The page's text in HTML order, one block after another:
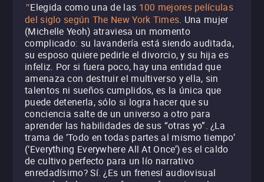
"Elegida como una de las 100 mejores películas
del siglo según The New York Times. Una mujer
(Michelle Yeoh) atraviesa un momento
complicado: su lavandería está siendo auditada,
su esposo quiere pedirle el divorcio, y su hija es
infeliz. Por si fuera poco, hay una entidad que
amenaza con destruir el multiverso y ella, sin
talentos ni sueños cumplidos, es la única que
puede detenerla, sólo si logra hacer que su
conciencia salte de un universo a otro para
aprender las habilidades de sus “otras yo”. ¿La
trama de ‘Todo en todas partes al mismo tiempo’
(‘Everything Everywhere All At Once’) es el caldo
de cultivo perfecto para un lío narrativo
enredadísimo? Sí. ¿Es un frenesí audiovisual